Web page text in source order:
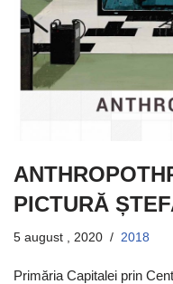
PICTURĂ
5 august , 2020 2018
Primăria Capitalei prin